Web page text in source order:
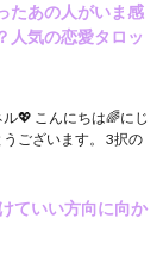
たあの人がいま感
人気の恋愛タロッ
💖 こんにちは🌈にじ
ございます。 3択の
ていい方向に向か